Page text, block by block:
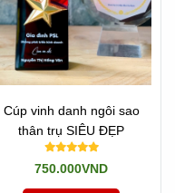
Cúp vinh danh ngôi sao
thân trụ SIÊU ĐẸP
750.000VND